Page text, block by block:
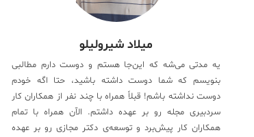
میلاد شیرولیلو
یه مدتی می‌شه که این‌جا هستم و دوست دارم مطالبی
بنویسم که شما دوست داشته باشید، حتا اگه خودم
دوست نداشته باشم! قبلاً همراه با چند نفر از همکاران کار
سردبیری مجله رو بر عهده داشتم. الآن همراه با تمام
همکاران کار پیش‌برد و توسعه‌ی دکتر مجازی رو بر عهده